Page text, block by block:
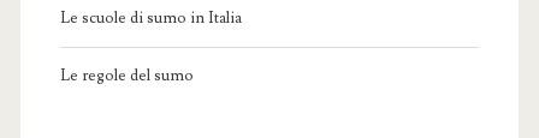
Le scuole di sumo in Italia
Le regole del sumo